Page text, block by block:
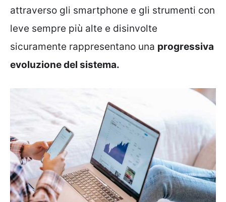
attraverso gli smartphone e gli strumenti con
leve sempre più alte e disinvolte
sicuramente rappresentano una progressiva
evoluzione del sistema.